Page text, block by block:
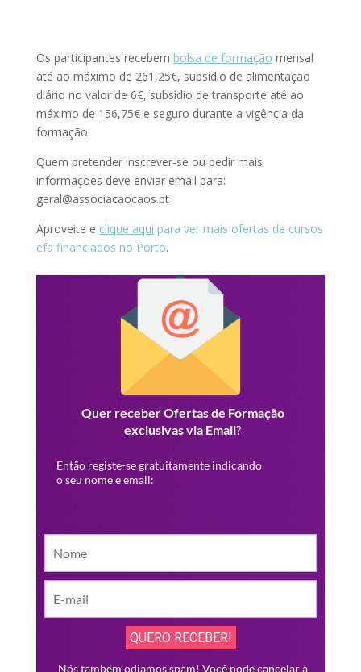
Os participantes recebem bolsa de formação mensal
até ao máximo de 261,25€, subsídio de alimentação
diário no valor de 6€, subsídio de transporte até ao
máximo de 156,75€ e seguro durante a vigência da
formação.
Quem pretender inscrever-se ou pedir mais
informações deve enviar email para:
geral@associacaocaos.pt
Aproveite e clique aqui para ver mais ofertas de cursos
efa financiados no Porto.